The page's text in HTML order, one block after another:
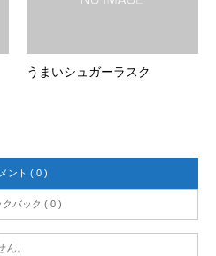
うまいシュガーラスク
ント ( 0 )
クバック ( 0 )
。